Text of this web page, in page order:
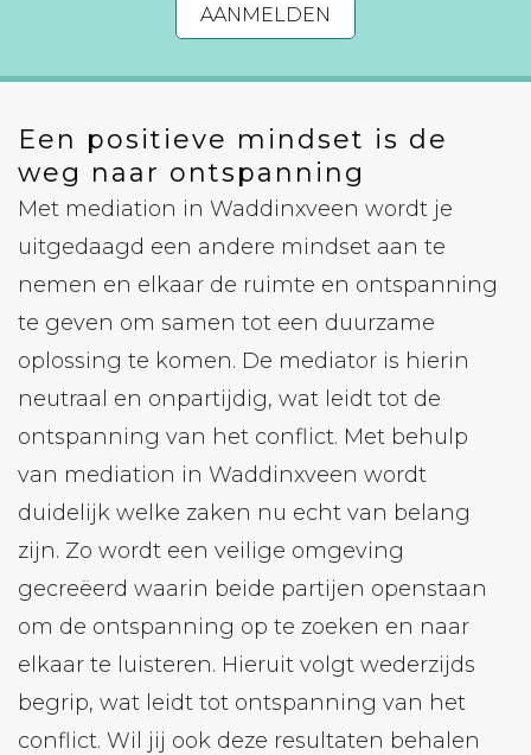
AANMELDEN
Een positieve mindset is de
weg naar ontspanning
Met mediation in Waddinxveen wordt je
uitgedaagd een andere mindset aan te
nemen en elkaar de ruimte en ontspanning
te geven om samen tot een duurzame
oplossing te komen. De mediator is hierin
neutraal en onpartijdig, wat leidt tot de
ontspanning van het conflict. Met behulp
van mediation in Waddinxveen wordt
duidelijk welke zaken nu echt van belang
zijn. Zo wordt een veilige omgeving
gecreëerd waarin beide partijen openstaan ​​
om de ontspanning op te zoeken en naar
elkaar te luisteren. Hieruit volgt wederzijds
begrip, wat leidt tot ontspanning van het
conflict. Wil jij ook deze resultaten behalen